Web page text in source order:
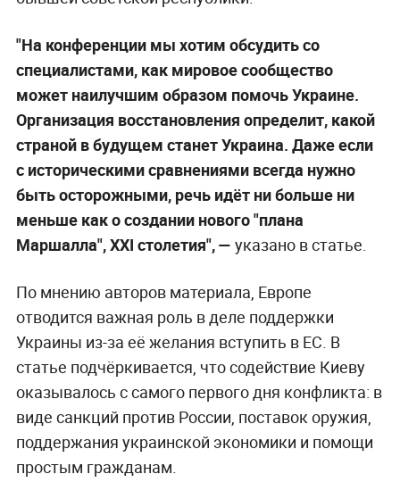
"На конференции мы хотим обсудить со
специалистами, как мировое сообщество
может наилучшим образом помочь Украине.
Организация восстановления определит, какой
страной в будущем станет Украина. Даже если
с историческими сравнениями всегда нужно
быть осторожными, речь идёт ни больше ни
меньше как о создании нового "плана
Маршалла", XXI столетия", — указано в статье.
По мнению авторов материала, Европе
отводится важная роль в деле поддержки
Украины из-за её желания вступить в ЕС. В
статье подчёркивается, что содействие Киеву
оказывалось с самого первого дня конфликта: в
виде санкций против России, поставок оружия,
поддержания украинской экономики и помощи
простым гражданам.